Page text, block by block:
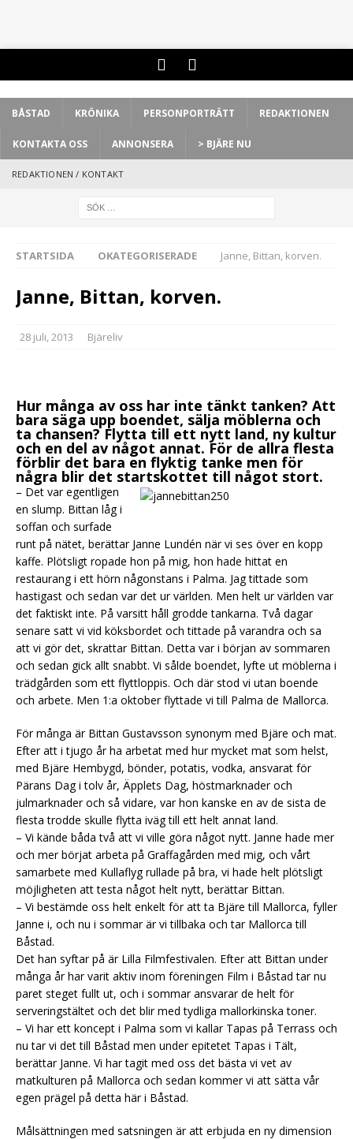
BÅSTAD KRÖNIKA PERSONPORTRÄTT REDAKTIONEN
KONTAKTA OSS ANNONSERA > BJÄRE NU
REDAKTIONEN / KONTAKT
STARTSIDA OKATEGORISERADE Janne, Bittan, korven.
Janne, Bittan, korven.
28 juli, 2013 Bjäreliv
Hur många av oss har inte tänkt tanken? Att
bara säga upp boendet, sälja möblerna och
ta chansen? Flytta till ett nytt land, ny kultur
och en del av något annat. För de allra flesta
förblir det bara en flyktig tanke men för
några blir det startskottet till något stort.
– Det var egentligen
en slump. Bittan låg i
soffan och surfade
runt på nätet, berättar Janne Lundén när vi ses över en kopp
kaffe. Plötsligt ropade hon på mig, hon hade hittat en
restaurang i ett hörn någonstans i Palma. Jag tittade som
hastigast och sedan var det ur världen. Men helt ur världen var
det faktiskt inte. På varsitt håll grodde tankarna. Två dagar
senare satt vi vid köksbordet och tittade på varandra och sa
att vi gör det, skrattar Bittan. Detta var i början av sommaren
och sedan gick allt snabbt. Vi sålde boendet, lyfte ut möblerna i
trädgården som ett flyttloppis. Och där stod vi utan boende
och arbete. Men 1:a oktober flyttade vi till Palma de Mallorca.
För många är Bittan Gustavsson synonym med Bjäre och mat.
Efter att i tjugo år ha arbetat med hur mycket mat som helst,
med Bjäre Hembygd, bönder, potatis, vodka, ansvarat för
Pärans Dag i tolv år, Äpplets Dag, höstmarknader och
julmarknader och så vidare, var hon kanske en av de sista de
flesta trodde skulle flytta iväg till ett helt annat land.
– Vi kände båda två att vi ville göra något nytt. Janne hade mer
och mer börjat arbeta på Graffagården med mig, och vårt
samarbete med Kullaflyg rullade på bra, vi hade helt plötsligt
möjligheten att testa något helt nytt, berättar Bittan.
– Vi bestämde oss helt enkelt för att ta Bjäre till Mallorca, fyller
Janne i, och nu i sommar är vi tillbaka och tar Mallorca till
Båstad.
Det han syftar på är Lilla Filmfestivalen. Efter att Bittan under
många år har varit aktiv inom föreningen Film i Båstad tar nu
paret steget fullt ut, och i sommar ansvarar de helt för
serveringstältet och det blir med tydliga mallorkinska toner.
– Vi har ett koncept i Palma som vi kallar Tapas på Terrass och
nu tar vi det till Båstad men under epitetet Tapas i Tält,
berättar Janne. Vi har tagit med oss det bästa vi vet av
matkulturen på Mallorca och sedan kommer vi att sätta vår
egen prägel på detta här i Båstad.
Målsättningen med satsningen är att erbjuda en ny dimension